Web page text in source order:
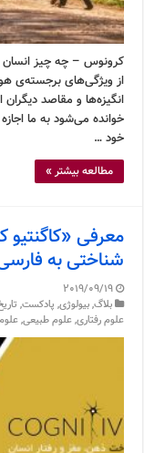
کرونوس – چه چیز انسان
از ویژگی‌های برجسته‌ی
انگیزه‌ها و مقاصد
خوانده می‌شود به ما
خود …
مطالعه بیشتر »
معرفی
شناختی به
2019/09/19
بلاگ,بیولوژی, پادکست,
علوم رفتاری,علوم طبیعی,